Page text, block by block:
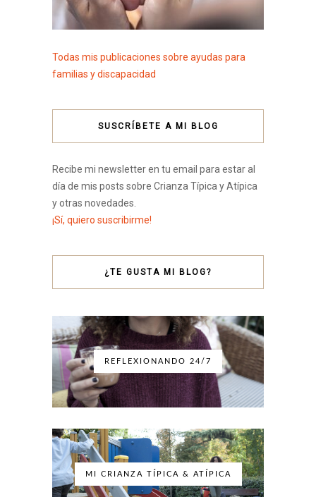
Todas mis publicaciones sobre ayudas para
familias y discapacidad
SUSCRÍBETE A MI BLOG
Recibe mi newsletter en tu email para estar al
día de mis posts sobre Crianza Típica y Atípica
y otras novedades.
¡Sí, quiero suscribirme!
¿TE GUSTA MI BLOG?
REFLEXIONANDO 24/7
MI CRIANZA TÍPICA & ATÍPICA